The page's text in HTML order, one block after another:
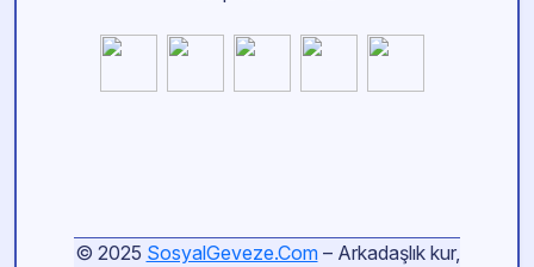
© 2025 SosyalGeveze.Com– Arkadaşlık kur,